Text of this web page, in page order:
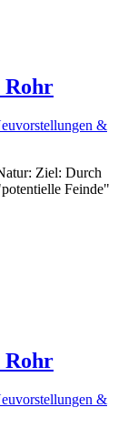
Rohr
&
Ziel: Durch
Feinde"
Rohr
&